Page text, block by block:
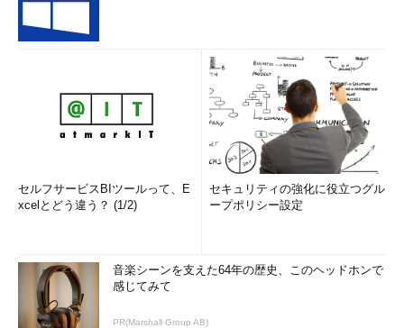
セルフサービスBIツールって、E
xcelとどう違う？ (1/2)
セキュリティの強化に役立つグル
ープポリシー設定
音楽シーンを支えた64年の歴史、このヘッドホンで
感じてみて
PR(Marshall Group AB)